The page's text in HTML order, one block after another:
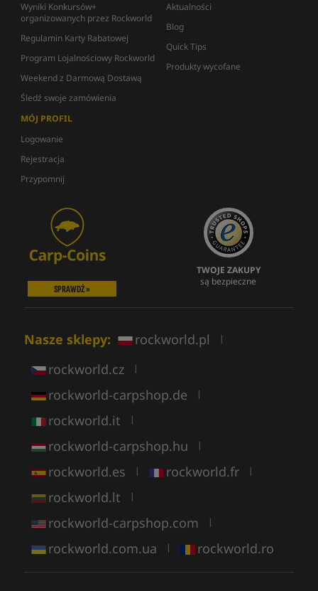
Wyniki Konkursów+
organizowanych przez Rockworld
Regulamin Karty Rabatowej
Program Lojalnościowy Rockworld
Weekend z Darmową Dostawą
Śledź swoje zamówienia
Aktualności
Blog
Quick Tips
Produkty wycofane
MÓJ PROFIL
Logowanie
Rejestracja
Przypomnij
SPRAWDŹ »
TWOJE ZAKUPY
są bezpieczne
Nasze sklepy: rockworld.pl |
rockworld.cz |
rockworld-carpshop.de |
rockworld.it |
rockworld-carpshop.hu |
rockworld.es | rockworld.fr |
rockworld.lt |
rockworld-carpshop.com |
rockworld.com.ua | rockworld.ro